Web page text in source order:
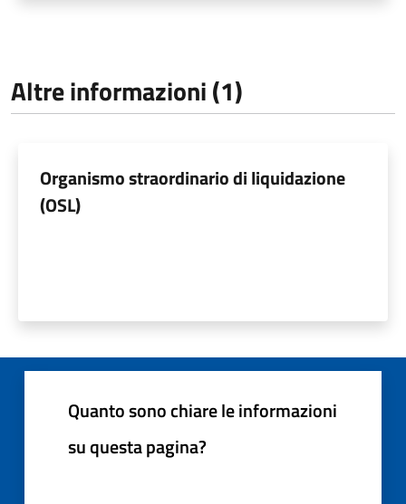
Altre informazioni (1)
Organismo straordinario di liquidazione
(OSL)
Quanto sono chiare le informazioni
su questa pagina?